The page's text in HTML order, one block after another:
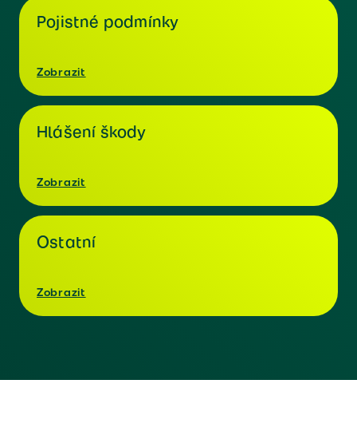
Pojistné podmínky
Zobrazit
Hlášení škody
Zobrazit
Ostatní
Zobrazit